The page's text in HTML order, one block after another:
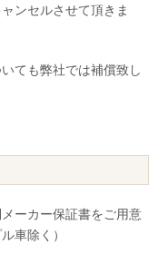
ンセルさせて頂きま
ても弊社では補償致し
ーカー保証書をご用意
車除く）